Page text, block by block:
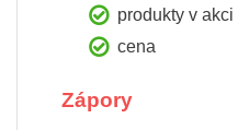
produkty v akci
cena
Zápory